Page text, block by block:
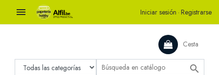
 Iniciar sesión · Registrarse
Cesta
